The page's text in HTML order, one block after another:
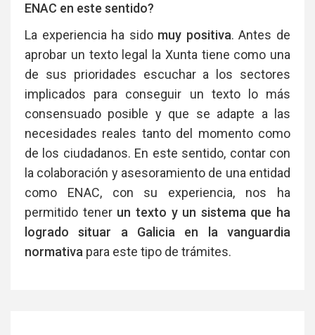
ENAC en este sentido?
La experiencia ha sido muy positiva. Antes de
aprobar un texto legal la Xunta tiene como una
de sus prioridades escuchar a los sectores
implicados para conseguir un texto lo más
consensuado posible y que se adapte a las
necesidades reales tanto del momento como
de los ciudadanos. En este sentido, contar con
la colaboración y asesoramiento de una entidad
como ENAC, con su experiencia, nos ha
permitido tener un texto y un sistema que ha
logrado situar a Galicia en la vanguardia
normativa para este tipo de trámites.